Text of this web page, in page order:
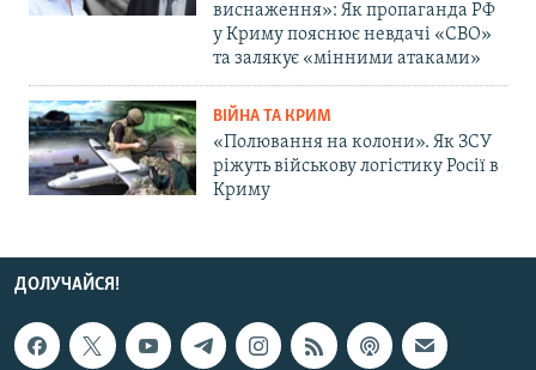
виснаження»: Як пропаганда РФ
у Криму пояснює невдачі «СВО»
та залякує «мінними атаками»
ВІЙНА ТА КРИМ
«Полювання на колони». Як ЗСУ
ріжуть військову логістику Росії в
Криму
ДОЛУЧАЙСЯ!